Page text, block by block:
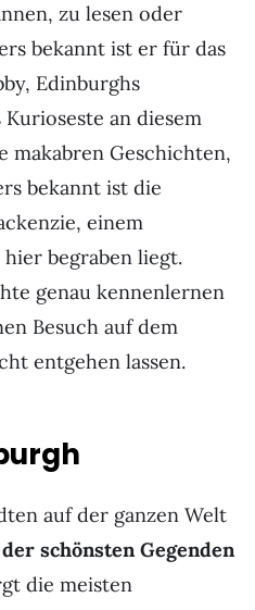
zu lesen oder
bekannt ist er für das
Edinburghs
an diesem
makabren Geschichten,
bekannt ist die
einem
begraben liegt.
genau kennenlernen
Besuch auf dem
entgehen lassen.
auf der ganzen Welt
schönsten Gegenden
die meisten